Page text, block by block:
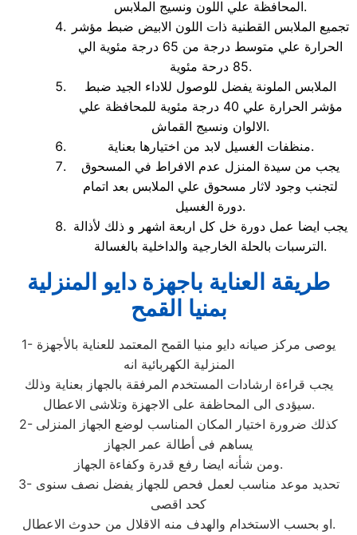
المحافظة علي اللون ونسيج الملابس.
تجميع الملابس القطنية ذات اللون الابيض ضبط مؤشر
الحرارة علي متوسط درجة من 65 درجة مئوية الي
85 درحة مئوية.
الملابس الملونة يفضل للوصول للاداء الجيد ضبط
مؤشر الحرارة علي 40 درجة مئوية للمحافظة علي
الالوان ونسيج القماش.
منظفات الغسيل لابد من اختيارها بعناية.
يجب من سيدة المنزل عدم الافراط في المسحوق
لتجنب وجود لاثار مسحوق علي الملابس بعد اتمام
دورة الغسيل.
يجب ايضا عمل دورة خل كل اربعة اشهر و ذلك لأذالة
الترسبات بالحلة الخارجية والداخلية بالغسالة.
طريقة العناية باجهزة دايو المنزلية
بمنيا القمح
1- يوصى مركز صيانه دايو منيا القمح المعتمد للعناية بالأجهزة
المنزلية الكهربائية انه
يجب قراءة ارشادات المستخدم المرفقة بالجهاز بعناية وذلك
سيؤدى الى المحاظفة على الاجهزة وتلاشى الاعطال.
2- كذلك ضرورة اختيار المكان المناسب لوضع الجهاز المنزلى
يساهم فى أطالة عمر الجهاز
ومن شأنه ايضا رفع قدرة وكفاءة الجهاز.
3- تحديد موعد مناسب لعمل فحص للجهاز يفضل نصف سنوى
كحد اقصى
او بحسب الاستخدام والهدف منه الاقلال من حدوث الاعطال.